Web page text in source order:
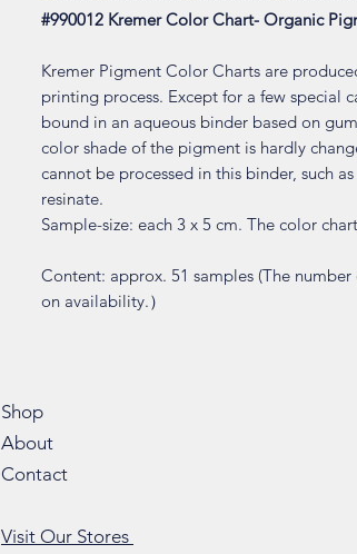
#990012 Kremer Color Chart- Organic
Kremer Pigment Color Charts are
printing process. Except for a few special
bound in an aqueous binder based on
color shade of the pigment is hardly
cannot be processed in this binder, such
resinate.
Sample-size: each 3 x 5 cm. The color
Content: approx. 51 samples (The
on availability.）
Shop
About
Contact
Visit Our Stores